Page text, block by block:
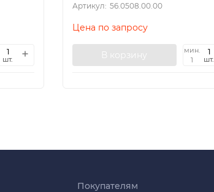
шт.
Артикул: 56.0508.00.00
Цена по запросу
В корзину
мин.
1
шт.
Покупателям